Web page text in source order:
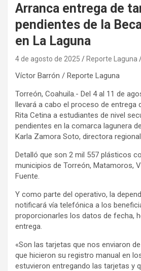
Arranca entrega de
pendientes de la
en La Laguna
4 de agosto de 2025 Reporte Laguna
Víctor Barrón / Reporte Laguna
Torreón, Coahuila.- Del 4 al 11 de
llevará a cabo el proceso de entrega
Rita Cetina a estudiantes de nivel
pendientes en la comarca lagunera
Karla Zamora Soto, directora
Detalló que son 2 mil 557 plásticos
municipios de Torreón, Matamoros,
Fuente.
Y como parte del operativo, la
notificará vía telefónica a los
proporcionarles los datos de fecha,
entrega.
«Son las tarjetas que nos enviaron
que hicieron su registro manual en
estuvieron entregando las tarjetas y